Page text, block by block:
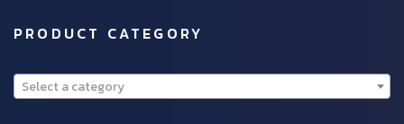
PRODUCT CATEGORY
Select a category